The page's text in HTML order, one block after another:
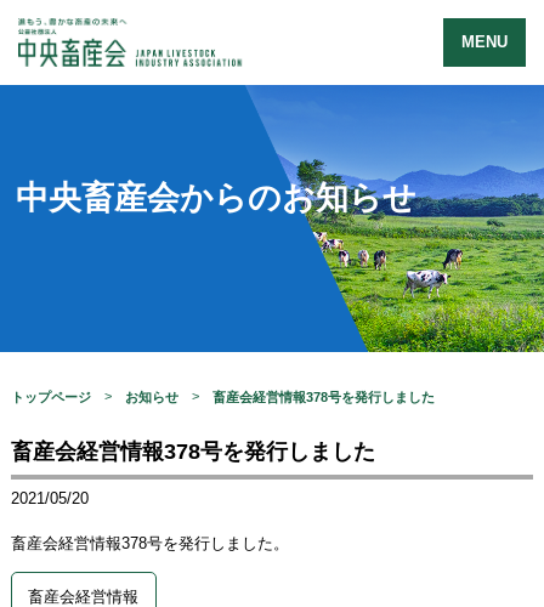
MENU
中央畜産会からのお知らせ
トップページ お知らせ 畜産会経営情報378号を発行しました
畜産会経営情報378号を発行しました
2021/05/20
畜産会経営情報378号を発行しました。
畜産会経営情報